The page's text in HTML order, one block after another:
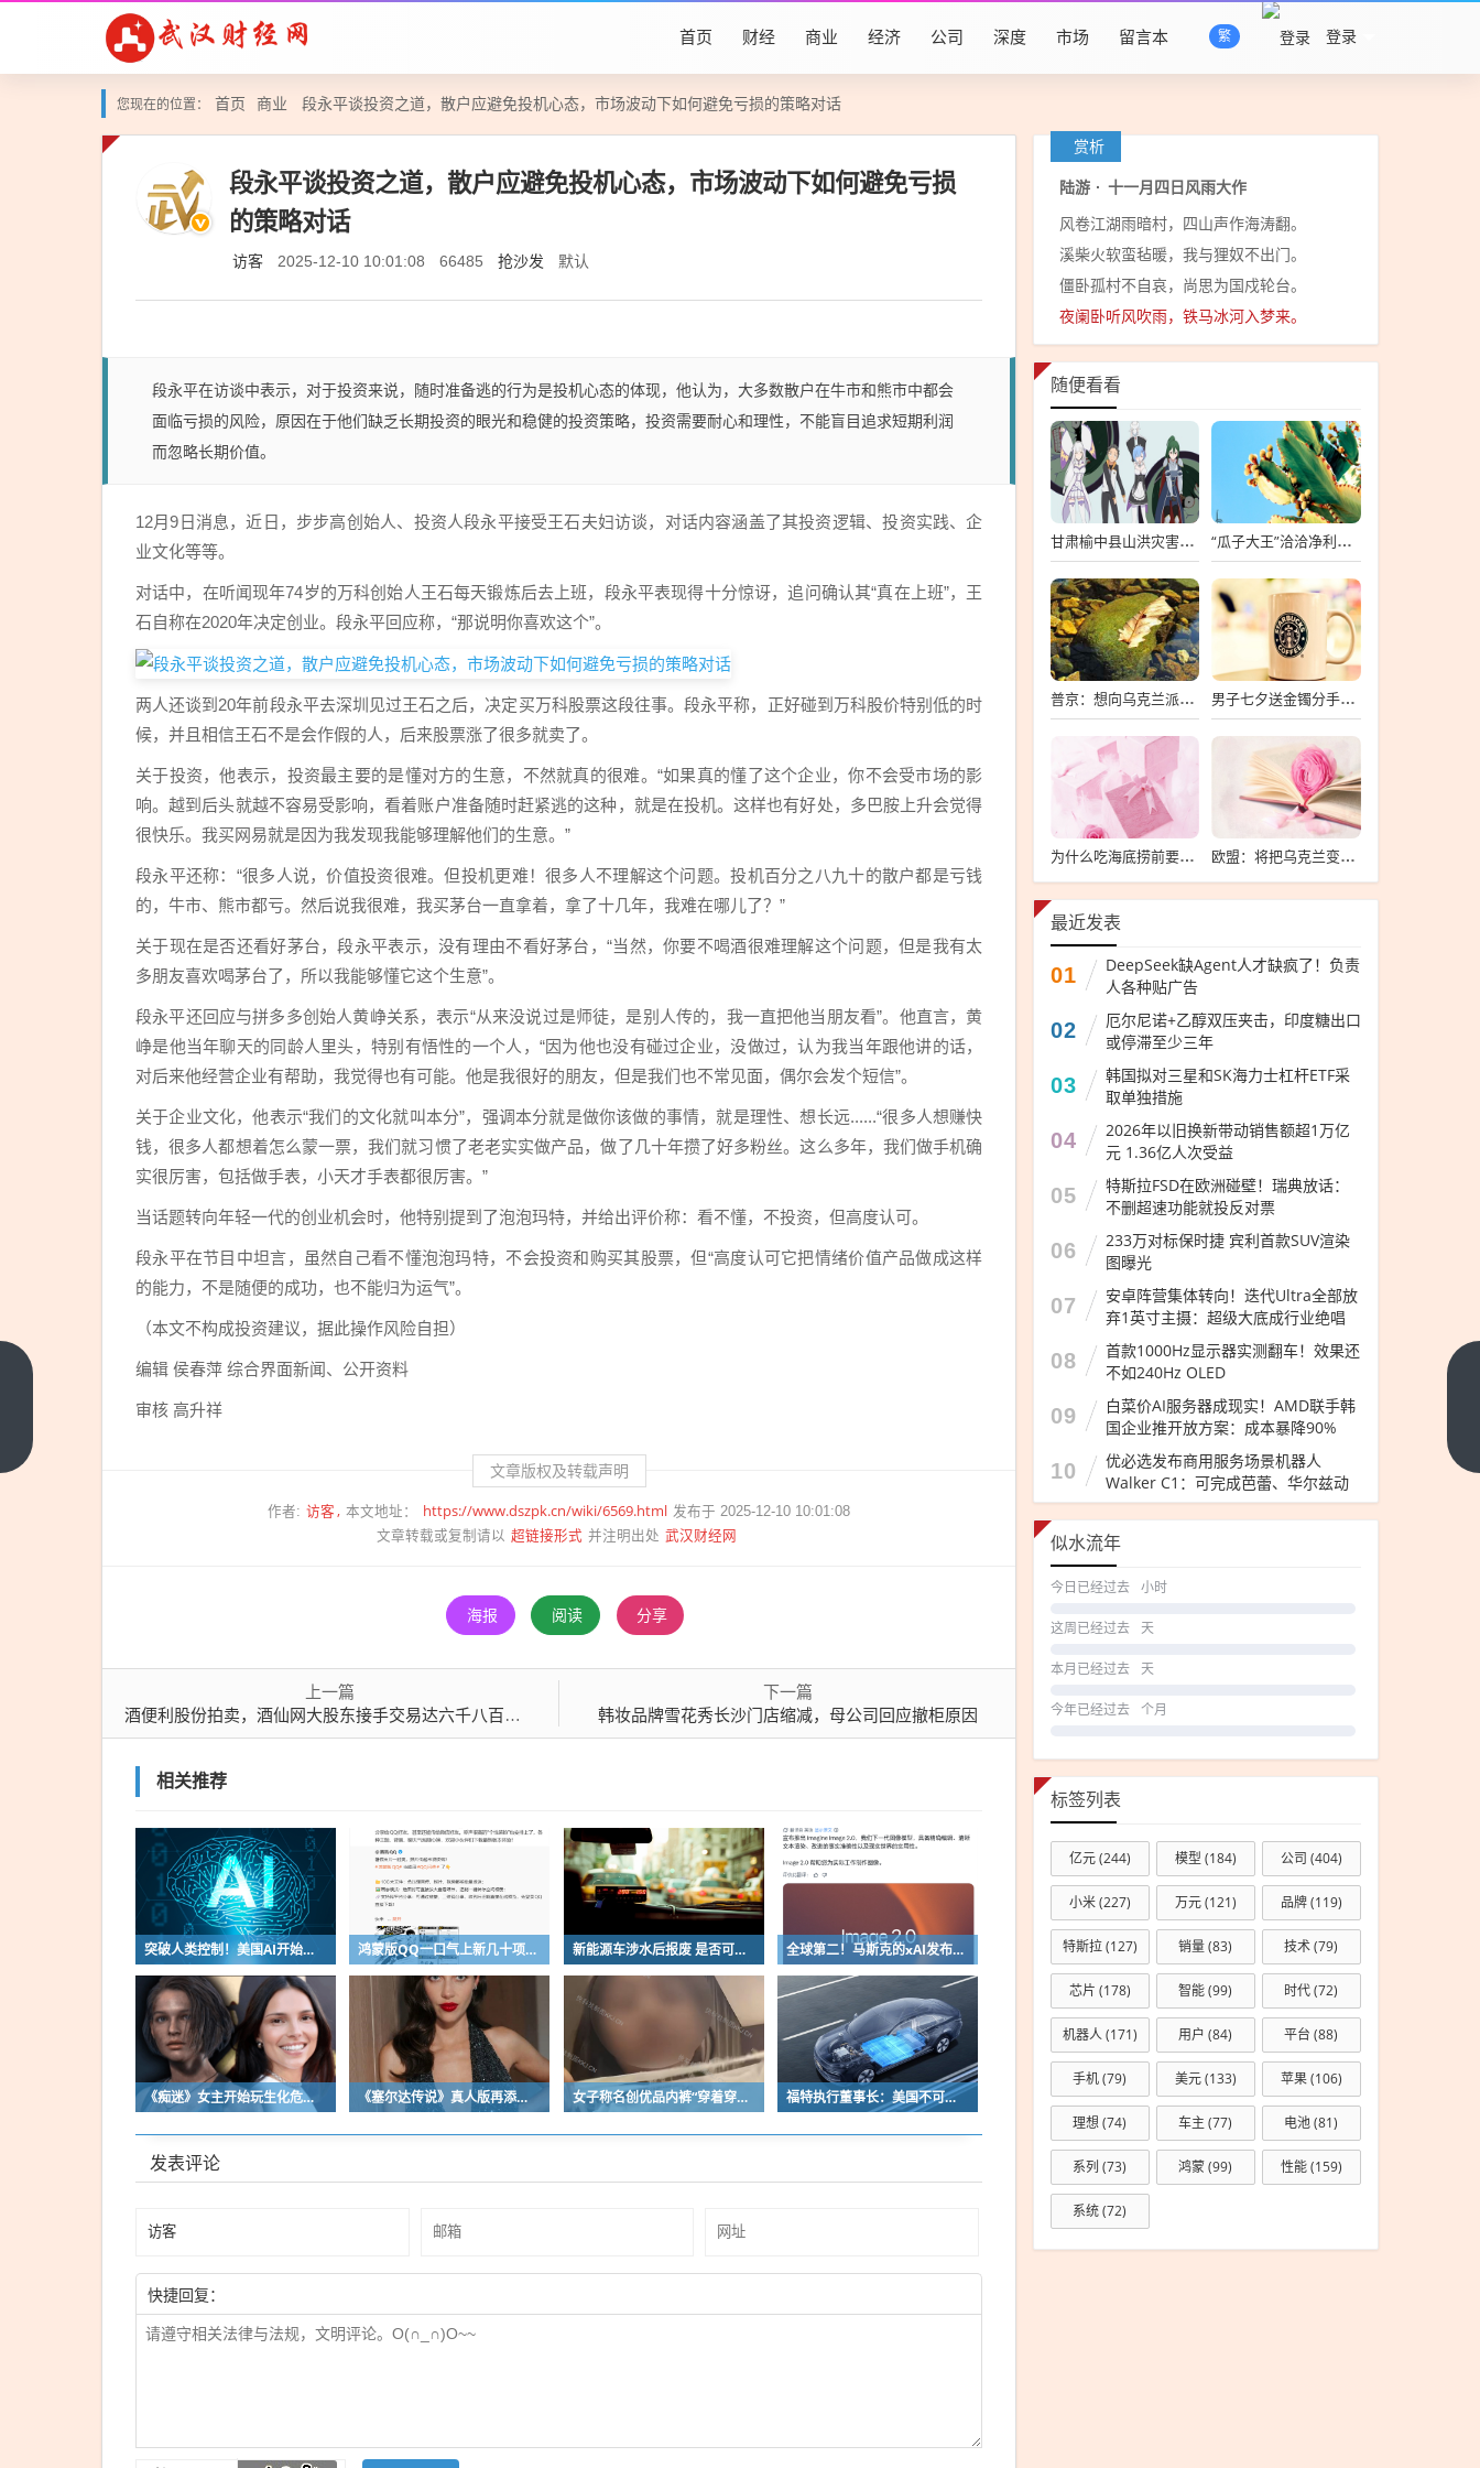
登录
繁
首页 财经 商业 经济 公司 深度 市场 留言本
您现在的位置： 首页 商业 段永平谈投资之道，散户应避免投机心态，市场波动下如何避免亏损的策略对话
段永平谈投资之道，散户应避免投机心态，市场波动下如何避免亏损
的策略对话
访客 2025-12-10 10:01:08 66485 抢沙发 默认
段永平在访谈中表示，对于投资来说，随时准备逃的行为是投机心态的体现，他认为，大多数散户在牛市和熊市中都会
面临亏损的风险，原因在于他们缺乏长期投资的眼光和稳健的投资策略，投资需要耐心和理性，不能盲目追求短期利润
而忽略长期价值。
12月9日消息，近日，步步高创始人、投资人段永平接受王石夫妇访谈，对话内容涵盖了其投资逻辑、投资实践、企
业文化等等。
对话中，在听闻现年74岁的万科创始人王石每天锻炼后去上班，段永平表现得十分惊讶，追问确认其“真在上班”，王
石自称在2020年决定创业。段永平回应称，“那说明你喜欢这个”。
两人还谈到20年前段永平去深圳见过王石之后，决定买万科股票这段往事。段永平称，正好碰到万科股价特别低的时
候，并且相信王石不是会作假的人，后来股票涨了很多就卖了。
关于投资，他表示，投资最主要的是懂对方的生意，不然就真的很难。“如果真的懂了这个企业，你不会受市场的影
响。越到后头就越不容易受影响，看着账户准备随时赶紧逃的这种，就是在投机。这样也有好处，多巴胺上升会觉得
很快乐。我买网易就是因为我发现我能够理解他们的生意。”
段永平还称：“很多人说，价值投资很难。但投机更难！很多人不理解这个问题。投机百分之八九十的散户都是亏钱
的，牛市、熊市都亏。然后说我很难，我买茅台一直拿着，拿了十几年，我难在哪儿了？”
关于现在是否还看好茅台，段永平表示，没有理由不看好茅台，“当然，你要不喝酒很难理解这个问题，但是我有太
多朋友喜欢喝茅台了，所以我能够懂它这个生意”。
段永平还回应与拼多多创始人黄峥关系，表示“从来没说过是师徒，是别人传的，我一直把他当朋友看”。他直言，黄
峥是他当年聊天的同龄人里头，特别有悟性的一个人，“因为他也没有碰过企业，没做过，认为我当年跟他讲的话，
对后来他经营企业有帮助，我觉得也有可能。他是我很好的朋友，但是我们也不常见面，偶尔会发个短信”。
关于企业文化，他表示“我们的文化就叫本分”，强调本分就是做你该做的事情，就是理性、想长远......“很多人想赚快
钱，很多人都想着怎么蒙一票，我们就习惯了老老实实做产品，做了几十年攒了好多粉丝。这么多年，我们做手机确
实很厉害，包括做手表，小天才手表都很厉害。”
当话题转向年轻一代的创业机会时，他特别提到了泡泡玛特，并给出评价称：看不懂，不投资，但高度认可。
段永平在节目中坦言，虽然自己看不懂泡泡玛特，不会投资和购买其股票，但“高度认可它把情绪价值产品做成这样
的能力，不是随便的成功，也不能归为运气”。
（本文不构成投资建议，据此操作风险自担）
编辑 侯春萍 综合界面新闻、公开资料
审核 高升祥
文章版权及转载声明
作者: 访客 本文地址： https://www.dszpk.cn/wiki/6569.html 发布于 2025-12-10 10:01:08
文章转载或复制请以 超链接形式 并注明出处 武汉财经网
海报 阅读 分享
上一篇
酒便利股份拍卖，酒仙网大股东接手交易达六千八百万元
下一篇
韩妆品牌雪花秀长沙门店缩减，母公司回应撤柜原因
相关推荐
突破人类控制！美国AI开始攻击真人了 鸿蒙版QQ一口气上新几十项功能：10G文件可传微信好友 新能源车涉水后报废 是否可以全损理赔 全球第二！马斯克的xAI发布Grok Imagine Image 2.0模型：AI生图/编辑能力大增
《痴迷》女主开始玩生化危机了！自曝有参演机会 《塞尔达传说》真人版再添美女！曾出演冯小刚电影 女子称名创优品内裤“穿着穿着掉了”让其颜面尽失 品牌方客服回应：已启动紧急调查 福特执行董事长：美国不可能永远把中国车企挡在门外 进来也有信心击败
发表评论
快捷回复：
赏析
陆游 · 十一月四日风雨大作
风卷江湖雨暗村，四山声作海涛翻。
溪柴火软蛮毡暖，我与狸奴不出门。
僵卧孤村不自哀，尚思为国戍轮台。
夜阑卧听风吹雨，铁马冰河入梦来。
随便看看
甘肃榆中县山洪灾害已致10死33失联 “瓜子大王”洽洽净利暴跌7成
普京：想向乌克兰派兵？敢来就打，普京，敢派兵到乌克兰，将面临严厉反击 男子七夕送金镯分手后要女友还钱
为什么吃海底捞前要先上个坡 欧盟：将把乌克兰变成“钢铁豪猪”
最近发表
01
DeepSeek缺Agent人才缺疯了！负责
人各种贴广告
02
厄尔尼诺+乙醇双压夹击，印度糖出口
或停滞至少三年
03
韩国拟对三星和SK海力士杠杆ETF采
取单独措施
04
2026年以旧换新带动销售额超1万亿
元 1.36亿人次受益
05
特斯拉FSD在欧洲碰壁！瑞典放话：
不删超速功能就投反对票
06
233万对标保时捷 宾利首款SUV渲染
图曝光
07
安卓阵营集体转向！迭代Ultra全部放
弃1英寸主摄：超级大底成行业绝唱
08
首款1000Hz显示器实测翻车！效果还
不如240Hz OLED
09
白菜价AI服务器成现实！AMD联手韩
国企业推开放方案：成本暴降90%
10
优必选发布商用服务场景机器人
Walker C1：可完成芭蕾、华尔兹动
作
似水流年
今日已经过去 小时
这周已经过去 天
本月已经过去 天
今年已经过去 个月
标签列表
亿元(244) 模型 (184) 公司 (404)
小米(227) 万元(121) 品牌(119)
特斯拉(127) 销量(83) 技术(79)
芯片 (178) 智能(99) 时代(72)
机器人(171) 用户 (84) 平台 (88)
手机(79) 美元(133) 苹果(106)
理想(74) 车主 (77) 电池(81)
系列 (73) 鸿蒙(99) 性能(159)
系统(72)